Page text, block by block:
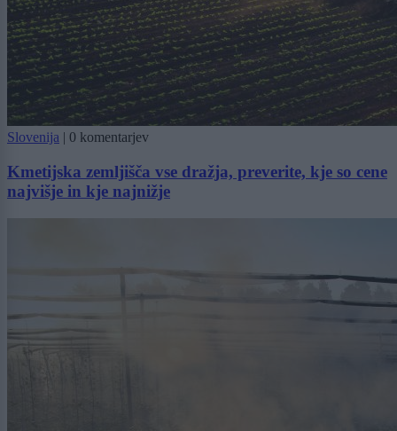
Slovenija | 0 komentarjev
Kmetijska zemljišča vse dražja, preverite, kje so cene
najvišje in kje najnižje